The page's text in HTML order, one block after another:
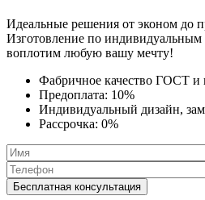
Идеальные решения от эконом до
Изготовление по
воплотим любую вашу мечту!
Фабричное качество ГОСТ и
Предоплата: 10%
Индивидуальный дизайн,
Рассрочка: 0%